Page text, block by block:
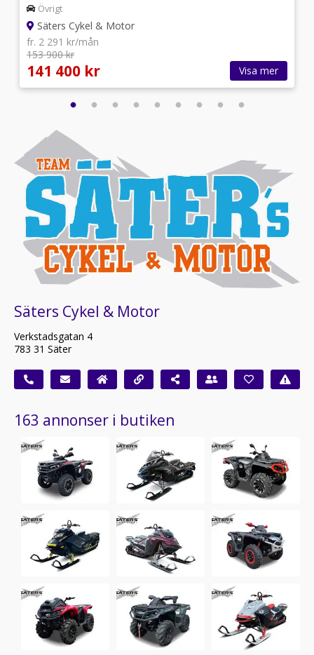
Övrigt
Säters Cykel & Motor
fr. 2 291 kr/mån
153 900 kr
141 400 kr Visa mer
Säters Cykel & Motor
Verkstadsgatan 4
783 31 Säter
163 annonser i butiken